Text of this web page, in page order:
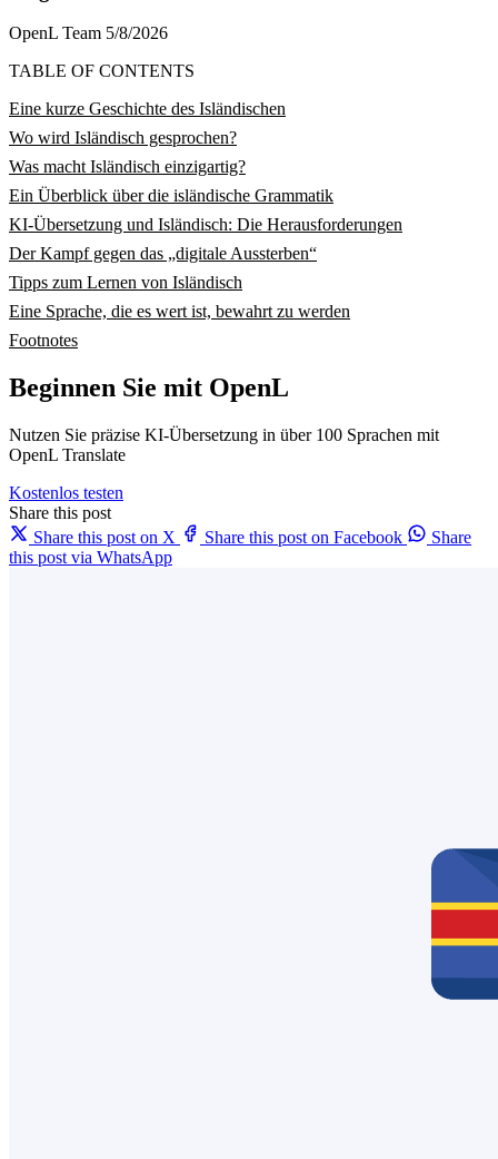
OpenL Team 5/8/2026
TABLE OF CONTENTS
Eine kurze Geschichte des Isländischen
Wo wird Isländisch gesprochen?
Was macht Isländisch einzigartig?
Ein Überblick über die isländische Grammatik
KI-Übersetzung und Isländisch: Die Herausforderungen
Der Kampf gegen das „digitale Aussterben“
Tipps zum Lernen von Isländisch
Eine Sprache, die es wert ist, bewahrt zu werden
Footnotes
Beginnen Sie mit OpenL
Nutzen Sie präzise KI-Übersetzung in über 100 Sprachen mit
OpenL Translate
Kostenlos testen
Share this post
Share this post on X
Share this post on Facebook
Share
this post via WhatsApp